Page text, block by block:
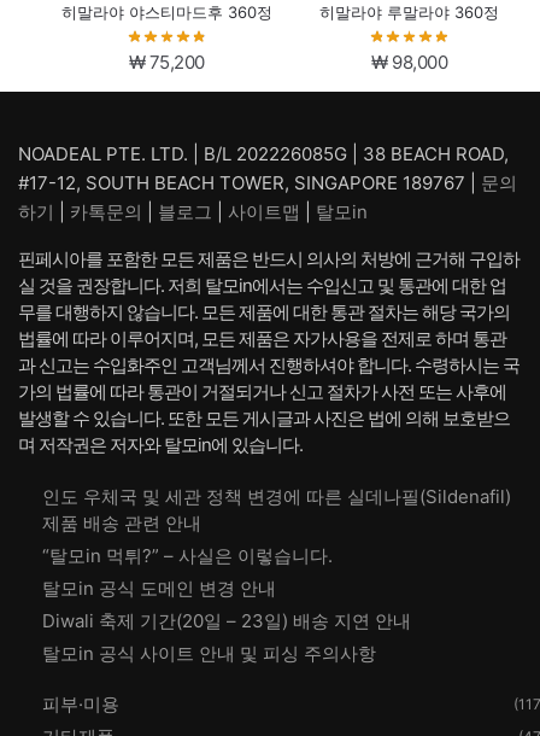
히말라야 야스티마드후 360정
₩75,200
히말라야 루말라야 360정
₩98,000
NOADEAL PTE. LTD. | B/L 202226085G | 38 BEACH ROAD,
#17-12, SOUTH BEACH TOWER, SINGAPORE 189767 | 문의
하기
카톡문의 블로그 사이트맵 탈모in
핀페시아를 포함한 모든 제품은 반드시 의사의 처방에 근거해 구입하
실 것을 권장합니다. 저희 탈모in에서는 수입신고 및 통관에 대한 업
무를 대행하지 않습니다. 모든 제품에 대한 통관 절차는 해당 국가의
법률에 따라 이루어지며, 모든 제품은 자가사용을 전제로 하며 통관
과 신고는 수입화주인 고객님께서 진행하셔야 합니다. 수령하시는 국
가의 법률에 따라 통관이 거절되거나 신고 절차가 사전 또는 사후에
발생할 수 있습니다. 또한 모든 게시글과 사진은 법에 의해 보호받으
며 저작권은 저자와 탈모in에 있습니다.
인도 우체국 및 세관 정책 변경에 따른 실데나필(Sildenafil)
제품 배송 관련 안내
“탈모in 먹튀?” – 사실은 이렇습니다.
탈모in 공식 도메인 변경 안내
Diwali 축제 기간(20일 – 23일) 배송 지연 안내
탈모in 공식 사이트 안내 및 피싱 주의사항
피부·미용